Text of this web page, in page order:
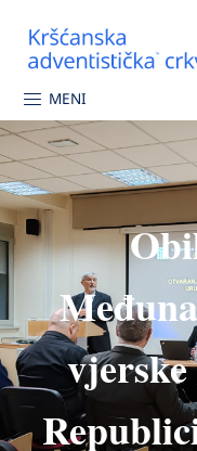
MENI
vjerske